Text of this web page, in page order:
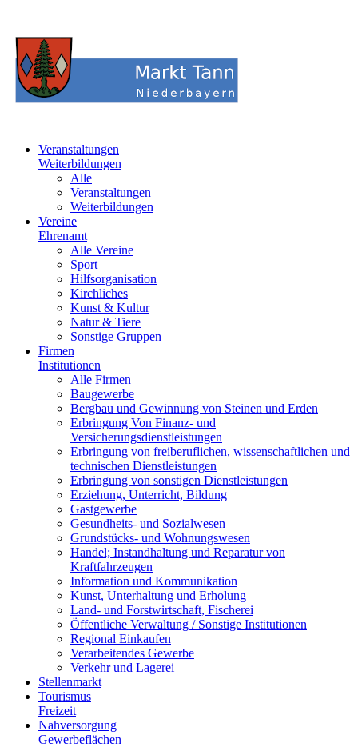
Veranstaltungen
Weiterbildungen
Alle
Veranstaltungen
Weiterbildungen
Vereine
Ehrenamt
Alle Vereine
Sport
Hilfsorganisation
Kirchliches
Kunst & Kultur
Natur & Tiere
Sonstige Gruppen
Firmen
Institutionen
Alle Firmen
Baugewerbe
Bergbau und Gewinnung von Steinen und Erden
Erbringung Von Finanz- und
Versicherungsdienstleistungen
Erbringung von freiberuflichen, wissenschaftlichen und
technischen Dienstleistungen
Erbringung von sonstigen Dienstleistungen
Erziehung, Unterricht, Bildung
Gastgewerbe
Gesundheits- und Sozialwesen
Grundstücks- und Wohnungswesen
Handel; Instandhaltung und Reparatur von
Kraftfahrzeugen
Information und Kommunikation
Kunst, Unterhaltung und Erholung
Land- und Forstwirtschaft, Fischerei
Öffentliche Verwaltung / Sonstige Institutionen
Regional Einkaufen
Verarbeitendes Gewerbe
Verkehr und Lagerei
Stellenmarkt
Tourismus
Freizeit
Nahversorgung
Gewerbeflächen